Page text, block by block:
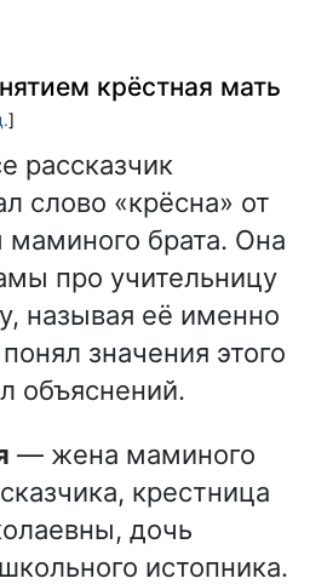
крёстная мать
]
рассказчик
слово «крёсна» от
брата. Она
про учительницу
называя её именно
значения этого
объяснений.
— жена маминого
крестница
дочь
истопника.